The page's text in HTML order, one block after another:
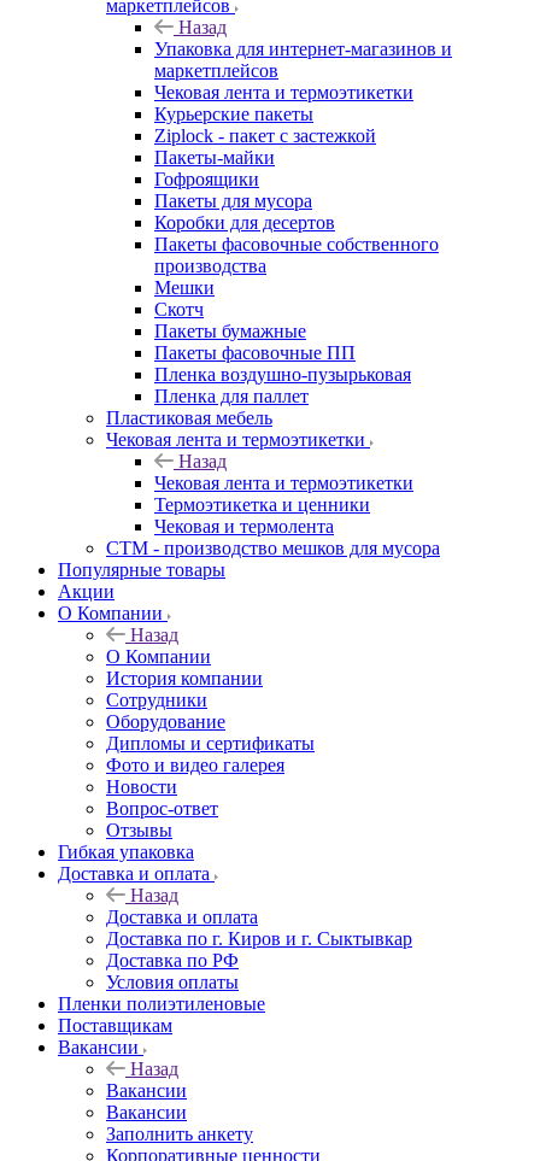
маркетплейсов
Назад
Упаковка для интернет-магазинов и
маркетплейсов
Чековая лента и термоэтикетки
Курьерские пакеты
Ziplock - пакет с застежкой
Пакеты-майки
Гофроящики
Пакеты для мусора
Коробки для десертов
Пакеты фасовочные собственного
производства
Мешки
Скотч
Пакеты бумажные
Пакеты фасовочные ПП
Пленка воздушно-пузырьковая
Пленка для паллет
Пластиковая мебель
Чековая лента и термоэтикетки
Назад
Чековая лента и термоэтикетки
Термоэтикетка и ценники
Чековая и термолента
СТМ - производство мешков для мусора
Популярные товары
Акции
О Компании
Назад
О Компании
История компании
Сотрудники
Оборудование
Дипломы и сертификаты
Фото и видео галерея
Новости
Вопрос-ответ
Отзывы
Гибкая упаковка
Доставка и оплата
Назад
Доставка и оплата
Доставка по г. Киров и г. Сыктывкар
Доставка по РФ
Условия оплаты
Пленки полиэтиленовые
Поставщикам
Вакансии
Назад
Вакансии
Вакансии
Заполнить анкету
Корпоративные ценности